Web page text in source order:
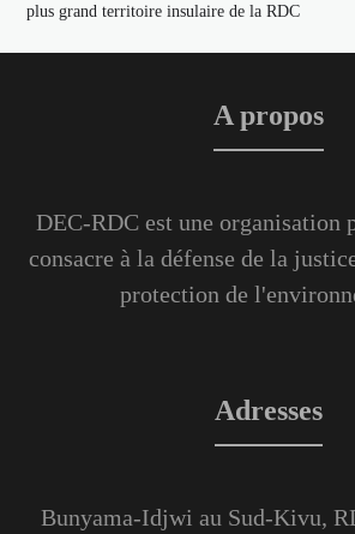
plus grand territoire insulaire de la RDC
A propos
DEC-RDC est une organisation
consacre à la défense de la
protection de
Adresses
Bunyama-Idjwi au Sud-Kivu,